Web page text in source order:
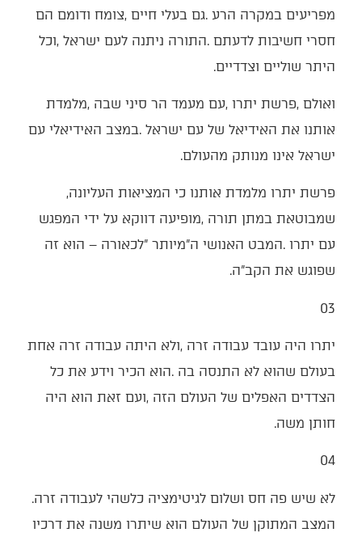
‬מפריעים‭ ‬במקרה‭ ‬הרע‭. ‬גם‭ ‬בעלי‭ ‬חיים‭, ‬צומח‭ ‬ודומם‭ ‬הם‭
‬חסרי‭ ‬חשיבות‭ ‬לדעתם‭. ‬התורה‭ ‬ניתנה‭ ‬לעם‭ ‬ישראל‭, ‬וכל‭
‬היתר‭ ‬שוליים‭ ‬וצדדיים‭.‬
ואולם‭, ‬פרשת‭ ‬יתרו‭, ‬עם‭ ‬מעמד‭ ‬הר‭ ‬סיני‭ ‬שבה‭, ‬מלמדת‭
‬אותנו‭ ‬את‭ ‬האידיאל‭ ‬של‭ ‬עם‭ ‬ישראל‭. ‬במצב‭ ‬האידיאלי‭ ‬עם‭
‬ישראל‭ ‬אינו‭ ‬מנותק‭ ‬מהעולם‭.‬
פרשת‭ ‬יתרו‭ ‬מלמדת‭ ‬אותנו‭ ‬כי‭ ‬המציאות‭ ‬העליונה‭,
‬שפוגש‭ ‬את‭ ‬הקב"ה‭. ‬
03‭ ‬
יתרו‭ ‬היה‭ ‬עובד‭ ‬עבודה‭ ‬זרה‭, ‬ולא‭ ‬היתה‭ ‬עבודה‭ ‬זרה‭ ‬אחת‭
‬בעולם‭ ‬שהוא‭ ‬לא‭ ‬התנסה‭ ‬בה‭. ‬הוא‭ ‬הכיר‭ ‬וידע‭ ‬את‭ ‬כל‭
‬חותן‭ ‬משה‭.‬
04‭ ‬
לא‭ ‬שיש‭ ‬פה‭ ‬חס‭ ‬ושלום‭ ‬לגיטימציה‭ ‬כלשהי‭ ‬לעבודה‭ ‬זרה‭.
‬המצב‭ ‬המתוקן‭ ‬של‭ ‬העולם‭ ‬הוא‭ ‬שיתרו‭ ‬משנה‭ ‬את‭ ‬דרכיו‭